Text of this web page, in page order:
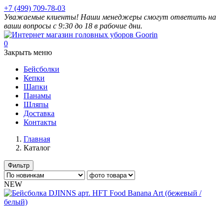
+7 (499) 709-78-03
Уважаемые клиенты! Наши менеджеры смогут ответить на
ваши вопросы с 9:30 до 18 в рабочие дни.
0
Закрыть меню
Бейсболки
Кепки
Шапки
Панамы
Шляпы
Доставка
Контакты
Главная
Каталог
Фильтр
NEW